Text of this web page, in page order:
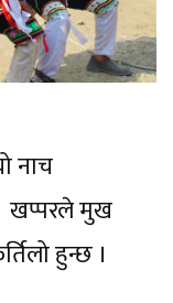
नाच
खप्परले मुख
हुन्छ ।